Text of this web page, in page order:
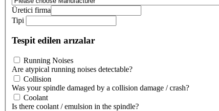
Üretici firma
Tipi
Tespit edilen arızalar
Running Noises
Are atypical running noises detectable?
Collision
Was your spindle damaged by a collision damage / crash?
Coolant
Is there coolant / emulsion in the spindle?